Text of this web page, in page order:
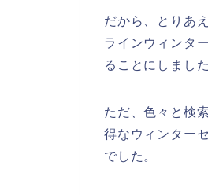
だから、とりあ
ラインウィンタ
ることにしました
ただ、色々と検
得なウィンター
でした。